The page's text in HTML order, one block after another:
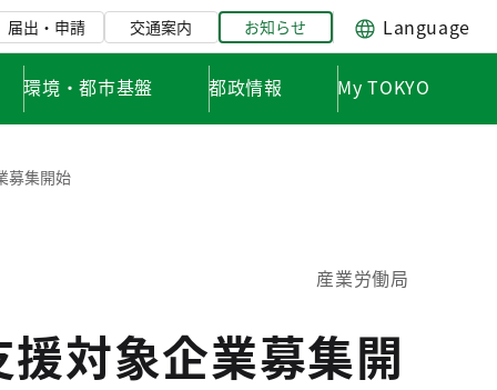
届出・申請 交通案内 お知らせ Language
環境・都市基盤 都政情報 My TOKYO
募集開始
産業労働局
対象企業募集開